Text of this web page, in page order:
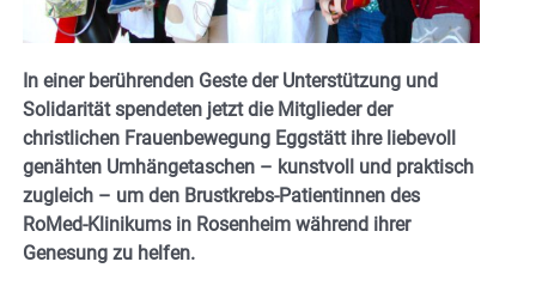
In einer berührenden Geste der Unterstützung und
Solidarität spendeten jetzt die Mitglieder der
christlichen Frauenbewegung Eggstätt ihre liebevoll
genähten Umhängetaschen – kunstvoll und praktisch
zugleich – um den Brustkrebs-Patientinnen des
RoMed-Klinikums in Rosenheim während ihrer
Genesung zu helfen.